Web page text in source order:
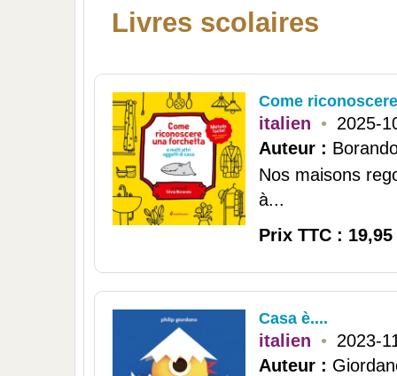
Livres scolaires
Come
italien • 2025-
Auteur :
Nos maisons
à...
Prix TTC : 19,95
Casa è....
italien • 2023-
Auteur :